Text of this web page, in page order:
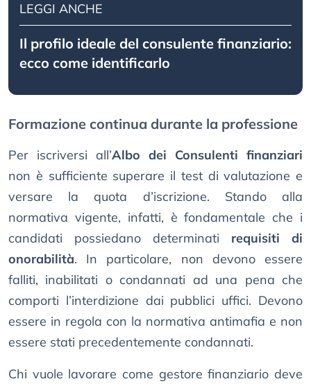
LEGGI ANCHE
Il profilo ideale del consulente finanziario:
ecco come identificarlo
Formazione continua durante la professione
Per iscriversi all’Albo dei Consulenti finanziari
non è sufficiente superare il test di valutazione e
versare la quota d’iscrizione. Stando alla
normativa vigente, infatti, è fondamentale che i
candidati possiedano determinati requisiti di
onorabilità. In particolare, non devono essere
falliti, inabilitati o condannati ad una pena che
comporti l’interdizione dai pubblici uffici. Devono
essere in regola con la normativa antimafia e non
essere stati precedentemente condannati.
Chi vuole lavorare come gestore finanziario deve